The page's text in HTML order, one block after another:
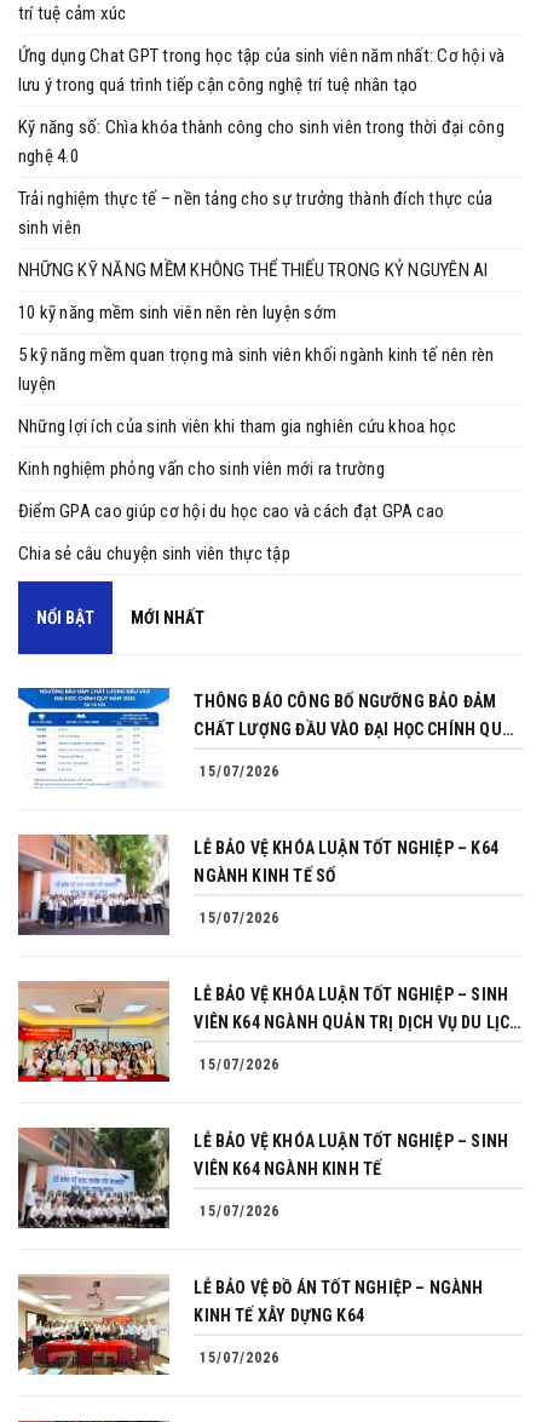
trí tuệ cảm xúc
Ứng dụng Chat GPT trong học tập của sinh viên năm nhất: Cơ hội và
lưu ý trong quá trình tiếp cận công nghệ trí tuệ nhân tạo
Kỹ năng số: Chìa khóa thành công cho sinh viên trong thời đại công
nghệ 4.0
Trải nghiệm thực tế – nền tảng cho sự trưởng thành đích thực của
sinh viên
NHỮNG KỸ NĂNG MỀM KHÔNG THỂ THIẾU TRONG KỶ NGUYÊN AI
10 kỹ năng mềm sinh viên nên rèn luyện sớm
5 kỹ năng mềm quan trọng mà sinh viên khối ngành kinh tế nên rèn
luyện
Những lợi ích của sinh viên khi tham gia nghiên cứu khoa học
Kinh nghiệm phỏng vấn cho sinh viên mới ra trường
Điểm GPA cao giúp cơ hội du học cao và cách đạt GPA cao
Chia sẻ câu chuyện sinh viên thực tập
NỔI BẬT MỚI NHẤT
THÔNG BÁO CÔNG BỐ NGƯỠNG BẢO ĐẢM
CHẤT LƯỢNG ĐẦU VÀO ĐẠI HỌC CHÍNH QUY
15/07/2026
LỄ BẢO VỆ KHÓA LUẬN TỐT NGHIỆP – K64
NGÀNH KINH TẾ SỐ
15/07/2026
LỄ BẢO VỆ KHÓA LUẬN TỐT NGHIỆP – SINH
VIÊN K64 NGÀNH QUẢN TRỊ DỊCH VỤ DU LỊCH
15/07/2026
LỄ BẢO VỆ KHÓA LUẬN TỐT NGHIỆP – SINH
VIÊN K64 NGÀNH KINH TẾ
15/07/2026
LỄ BẢO VỆ ĐỒ ÁN TỐT NGHIỆP – NGÀNH
KINH TẾ XÂY DỰNG K64
15/07/2026